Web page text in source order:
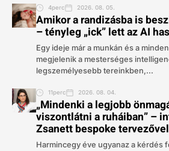
4perc 2026. 08. 05.
Amikor a randizásba is
– tényleg „ick” lett az AI
Egy ideje már a munkán és a
megjelenik a mesterséges
legszemélyesebb tereinkben,...
11perc 2026. 08. 04.
„Mindenki a legjobb
viszontlátni a ruháiban” –
Zsanett bespoke tervezővel
Harmincegy éve ugyanaz a kérdés